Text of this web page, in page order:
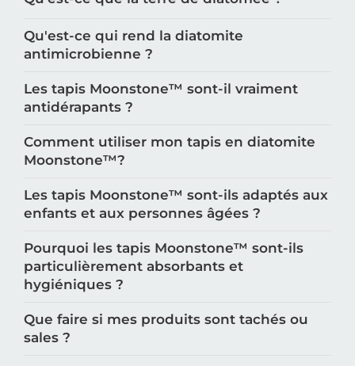
Qu'est-ce qui rend la diatomite
antimicrobienne ?
Les tapis Moonstone™️ sont-il vraiment
antidérapants ?
Comment utiliser mon tapis en diatomite
Moonstone™️?
Les tapis Moonstone™️ sont-ils adaptés aux
enfants et aux personnes âgées ?
Pourquoi les tapis Moonstone™️ sont-ils
particulièrement absorbants et
hygiéniques ?
Que faire si mes produits sont tachés ou
sales ?